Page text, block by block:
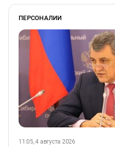
ПЕРСОНАЛИИ
11:05, 4 августа 2026